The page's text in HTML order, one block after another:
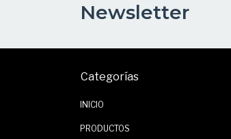
Newsletter
Categorías
INICIO
PRODUCTOS